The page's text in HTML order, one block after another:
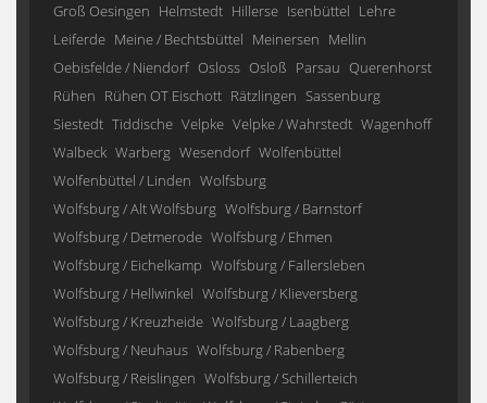
Groß Oesingen Helmstedt Hillerse Isenbüttel Lehre
Leiferde Meine / Bechtsbüttel Meinersen Mellin
Oebisfelde / Niendorf Osloss Osloß Parsau Querenhorst
Rühen Rühen OT Eischott Rätzlingen Sassenburg
Siestedt Tiddische Velpke Velpke / Wahrstedt Wagenhoff
Walbeck Warberg Wesendorf Wolfenbüttel
Wolfenbüttel / Linden Wolfsburg
Wolfsburg / Alt Wolfsburg Wolfsburg / Barnstorf
Wolfsburg / Detmerode Wolfsburg / Ehmen
Wolfsburg / Eichelkamp Wolfsburg / Fallersleben
Wolfsburg / Hellwinkel Wolfsburg / Klieversberg
Wolfsburg / Kreuzheide Wolfsburg / Laagberg
Wolfsburg / Neuhaus Wolfsburg / Rabenberg
Wolfsburg / Reislingen Wolfsburg / Schillerteich